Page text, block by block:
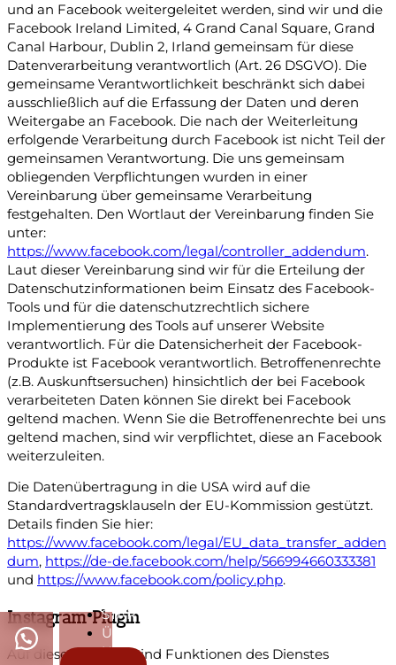
und an Facebook weitergeleitet werden, sind wir und die
Facebook Ireland Limited, 4 Grand Canal Square, Grand
Canal Harbour, Dublin 2, Irland gemeinsam für diese
Datenverarbeitung verantwortlich (Art. 26 DSGVO). Die
gemeinsame Verantwortlichkeit beschränkt sich dabei
ausschließlich auf die Erfassung der Daten und deren
Weitergabe an Facebook. Die nach der Weiterleitung
erfolgende Verarbeitung durch Facebook ist nicht Teil der
gemeinsamen Verantwortung. Die uns gemeinsam
obliegenden Verpflichtungen wurden in einer
Vereinbarung über gemeinsame Verarbeitung
festgehalten. Den Wortlaut der Vereinbarung finden Sie
unter:
https://www.facebook.com/legal/controller_addendum.
Laut dieser Vereinbarung sind wir für die Erteilung der
Datenschutzinformationen beim Einsatz des Facebook-
Tools und für die datenschutzrechtlich sichere
Implementierung des Tools auf unserer Website
verantwortlich. Für die Datensicherheit der Facebook-
Produkte ist Facebook verantwortlich. Betroffenenrechte
(z.B. Auskunftsersuchen) hinsichtlich der bei Facebook
verarbeiteten Daten können Sie direkt bei Facebook
geltend machen. Wenn Sie die Betroffenenrechte bei uns
geltend machen, sind wir verpflichtet, diese an Facebook
weiterzuleiten.
Die Datenübertragung in die USA wird auf die
Standardvertragsklauseln der EU-Kommission gestützt.
Details finden Sie hier:
https://www.facebook.com/legal/EU_data_transfer_adden
dum, https://de-de.facebook.com/help/566994660333381
und https://www.facebook.com/policy.php.
Instagram Plugin
Auf dieser Website sind Funktionen des Dienstes
STARTSEITE
ÜBER
UNS